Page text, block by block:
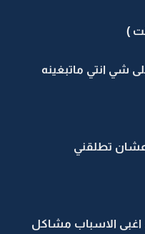
انتي ماتبغينه
تطلقني
الاسباب مشاكل